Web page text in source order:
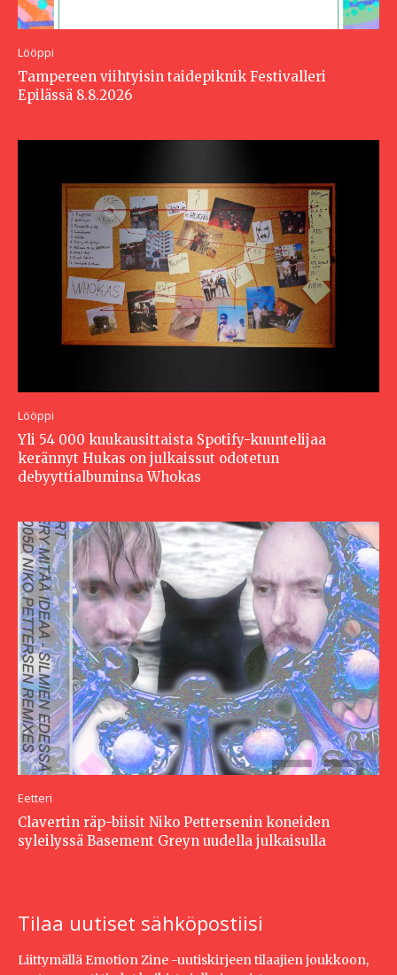
Lööppi
Tampereen viihtyisin taidepiknik Festivalleri
Epilässä 8.8.2026
Lööppi
Yli 54 000 kuukausittaista Spotify-kuuntelijaa
kerännyt Hukas on julkaissut odotetun
debyyttialbuminsa Whokas
Eetteri
Clavertin räp-biisit Niko Pettersenin koneiden
syleilyssä Basement Greyn uudella julkaisulla
Tilaa uutiset sähköpostiisi
Liittymällä Emotion Zine -uutiskirjeen tilaajien joukkoon,